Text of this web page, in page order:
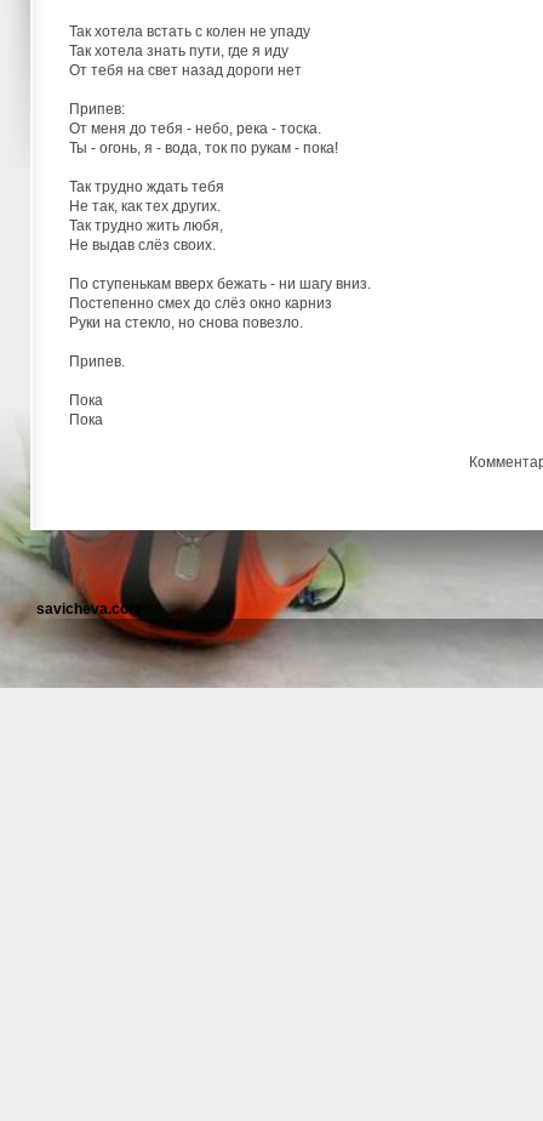
Так хотела встать с колен не упаду
Так хотела знать пути, где я иду
От тебя на свет назад дороги нет
Припев:
От меня до тебя - небо, река - тоска.
Ты - огонь, я - вода, ток по рукам - пока!
Так трудно ждать тебя
Не так, как тех других.
Так трудно жить любя,
Не выдав слёз своих.
По ступенькам вверх бежать - ни шагу вниз.
Постепенно смех до слёз окно карниз
Руки на стекло, но снова повезло.
Припев.
Пока
Пока
savicheva.com